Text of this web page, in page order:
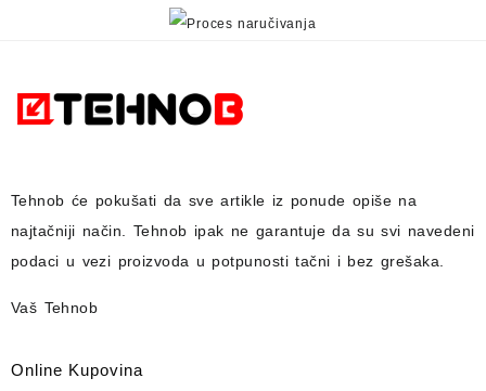
Tehnob će pokušati da sve artikle iz ponude opiše na
najtačniji način. Tehnob ipak ne garantuje da su svi navedeni
podaci u vezi proizvoda u potpunosti tačni i bez grešaka.
Vaš Tehnob
Online Kupovina